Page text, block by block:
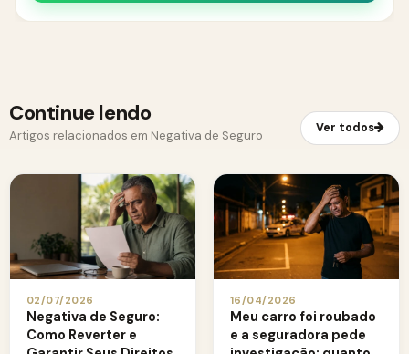
Continue lendo
Artigos relacionados em Negativa de Seguro
Ver todos
02/07/2026
Negativa de Seguro:
Como Reverter e
16/04/2026
Meu carro foi roubado
e a seguradora pede